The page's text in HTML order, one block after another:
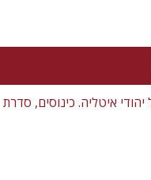
איטליה. כינוסים, סדרת